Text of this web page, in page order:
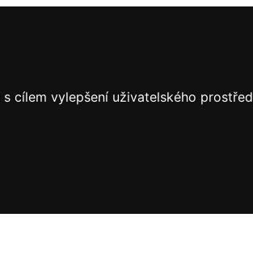
vylepšení uživatelského